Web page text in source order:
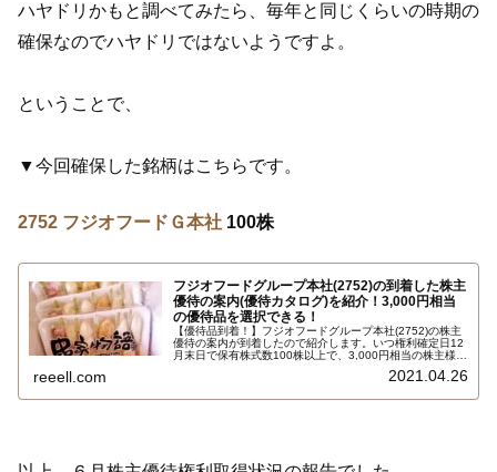
ハヤドリかもと調べてみたら、毎年と同じくらいの時期の
確保なのでハヤドリではないようですよ。
ということで、
▼今回確保した銘柄はこちらです。
2752 フジオフードＧ本社 100株
フジオフードグループ本社(2752)の到着した株主
優待の案内(優待カタログ)を紹介！3,000円相当
の優待品を選択できる！
【優待品到着！】フジオフードグループ本社(2752)の株主
優待の案内が到着したので紹介します。いつ権利確定日12
月末日で保有株式数100株以上で、3,000円相当の株主様ご
主優待お食事券3,000円分、コシヒカリ、串家物語 串かつ
reeell.com 2021.04.26